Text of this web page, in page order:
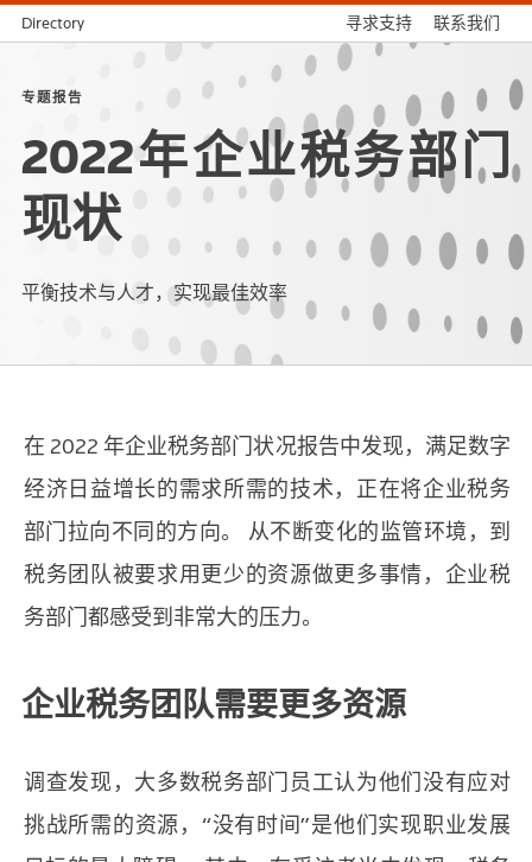
Directory 寻求支持 联系我们
专题报告
2022年企业税务部门
现状
平衡技术与人才，实现最佳效率
在 2022 年企业税务部门状况报告中发现，满足数字
经济日益增长的需求所需的技术，正在将企业税务
部门拉向不同的方向。 从不断变化的监管环境，到
税务团队被要求用更少的资源做更多事情，企业税
务部门都感受到非常大的压力。
企业税务团队需要更多资源
调查发现，大多数税务部门员工认为他们没有应对
挑战所需的资源，“没有时间”是他们实现职业发展